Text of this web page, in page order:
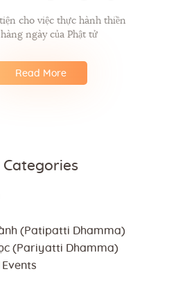
cho việc thực hành thiền
ngày của Phật tử
Read More
Categories
(Patipatti Dhamma)
(Pariyatti Dhamma)